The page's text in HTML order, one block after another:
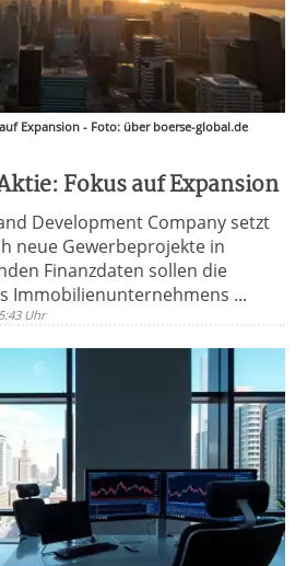
Expansion - Foto: über boerse-global.de
Fokus auf Expansion
Development Company setzt
neue Gewerbeprojekte in
Finanzdaten sollen die
Immobilienunternehmens ...
Uhr